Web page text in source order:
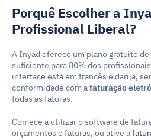
Porquê Escolher a
Profissional Liberal?
A Inyad oferece um plano gratuito
suficiente para 80% dos
interface está em francês e darija,
conformidade com a faturação
todas as faturas.
Comece a utilizar o software de
orçamentos e faturas, ou ative a